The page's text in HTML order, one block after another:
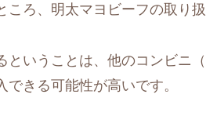
ろ、明太マヨビーフの取り扱
いうことは、他のコンビニ
きる可能性が高いです。